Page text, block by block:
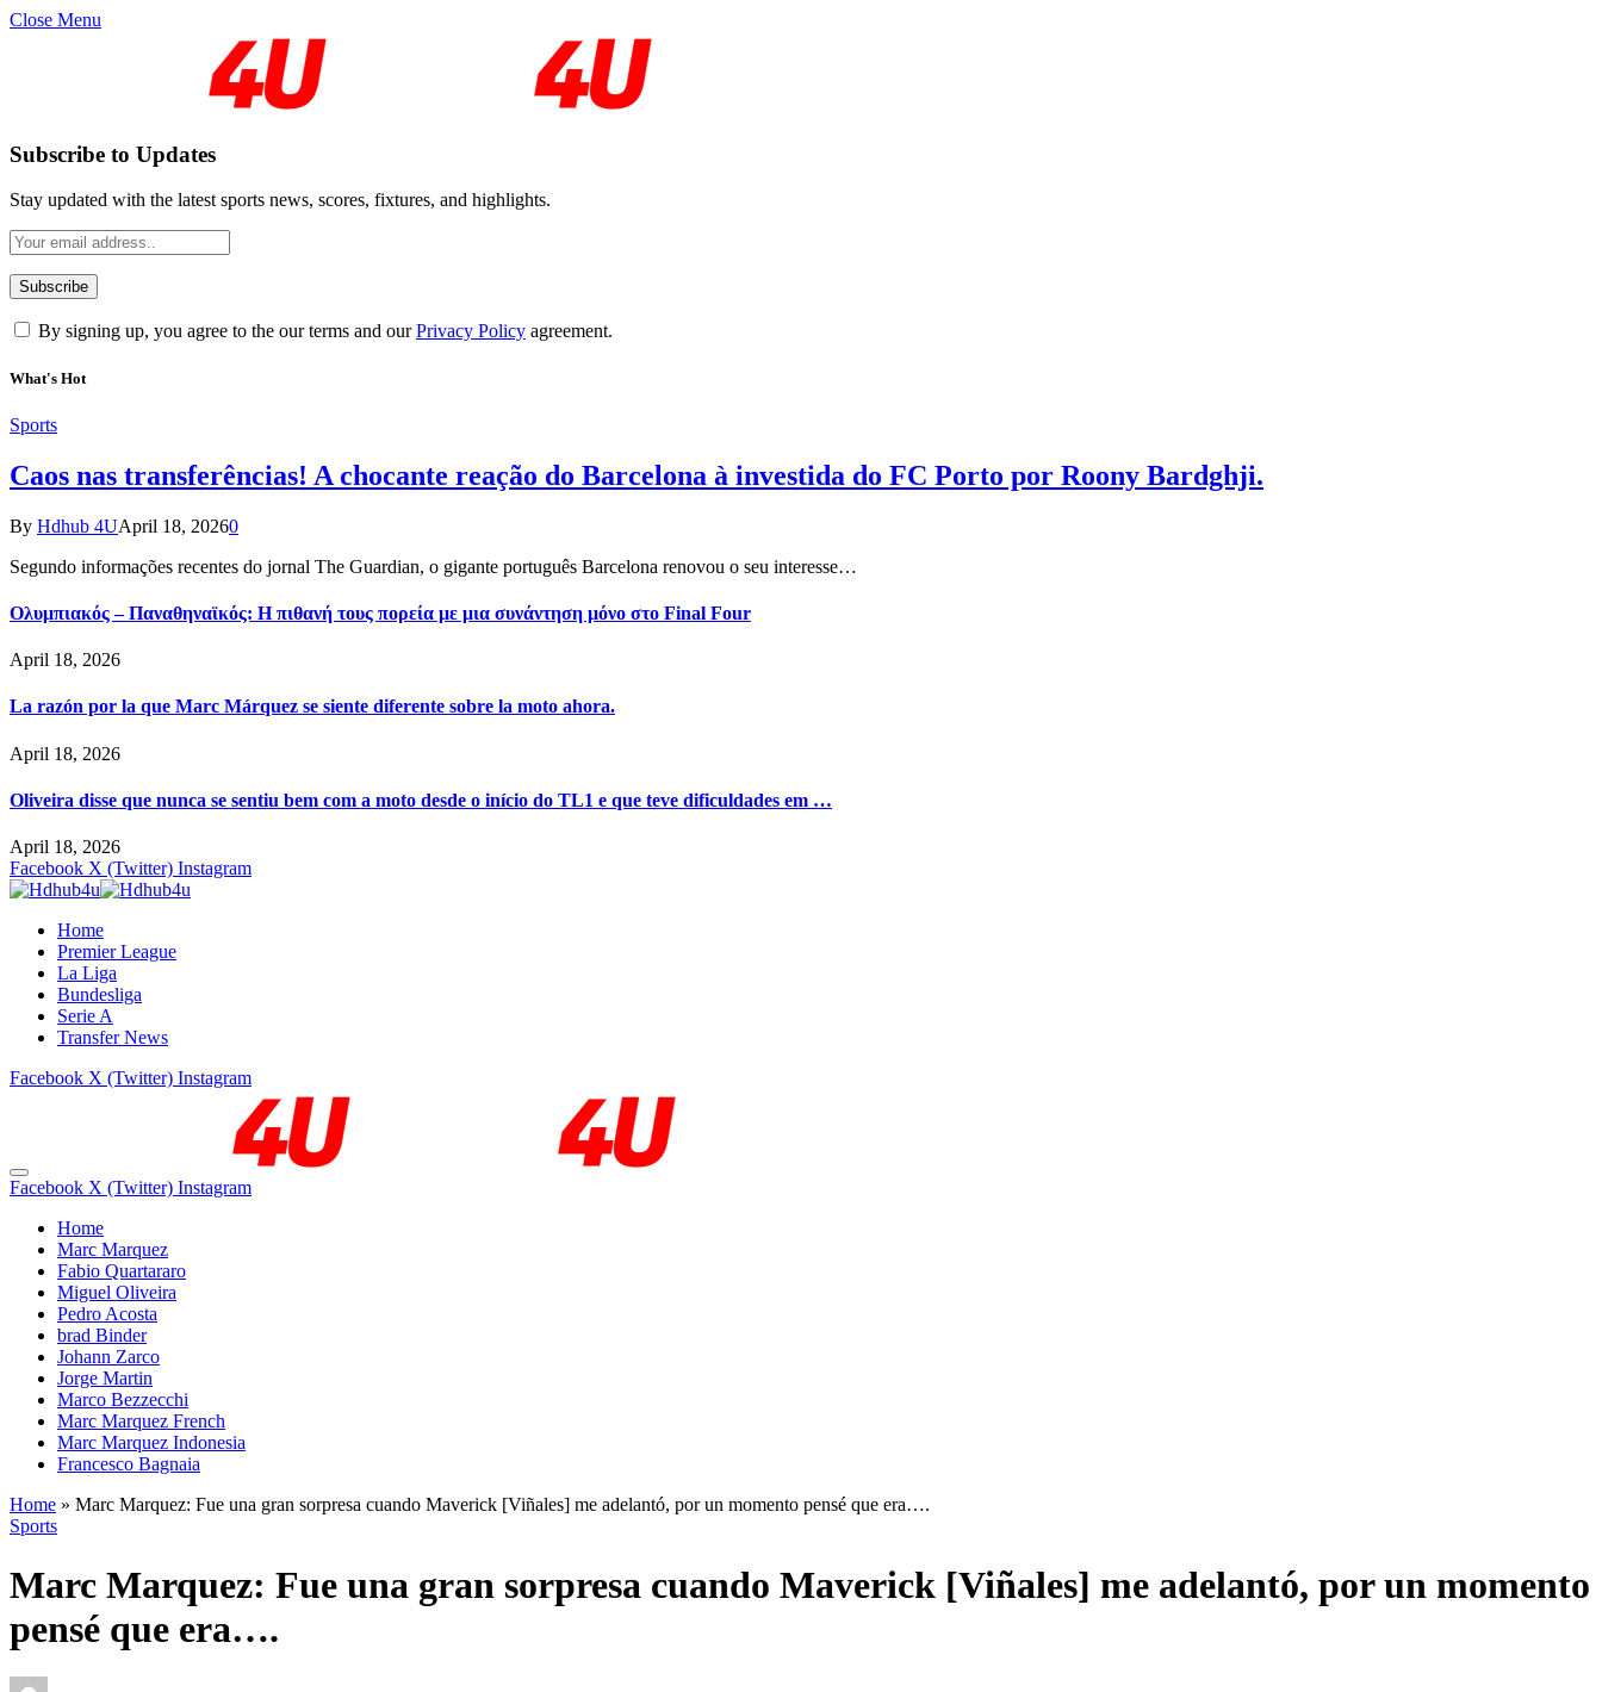
Close Menu
Subscribe to Updates
Stay updated with the latest sports news, scores, fixtures, and highlights.
By signing up, you agree to the our terms and ourPrivacy Policy agreement.
What's Hot
Sports
Caos nas transferências! A chocante reação do Barcelona à investida do FC Porto por Roony Bardghji.
By Hdhub 4UApril 18, 20260
Segundo informações recentes do jornal The Guardian, o gigante português Barcelona renovou o seu interesse…
Ολυμπιακός – Παναθηναϊκός: Η πιθανή τους πορεία με μια συνάντηση μόνο στο Final Four
April 18, 2026
La razón por la que Marc Márquez se siente diferente sobre la moto ahora.
April 18, 2026
Oliveira disse que nunca se sentiu bem com a moto desde o início do TL1 e que teve dificuldades em …
April 18, 2026
Facebook X (Twitter) Instagram
Home
Premier League
La Liga
Bundesliga
Serie A
Transfer News
Facebook X (Twitter) Instagram
Facebook X (Twitter) Instagram
Home
Marc Marquez
Fabio Quartararo
Miguel Oliveira
Pedro Acosta
brad Binder
Johann Zarco
Jorge Martin
Marco Bezzecchi
Marc Marquez French
Marc Marquez Indonesia
Francesco Bagnaia
Home » Marc Marquez: Fue una gran sorpresa cuando Maverick [Viñales] me adelantó, por un momento pensé que era….
Sports
Marc Marquez: Fue una gran sorpresa cuando Maverick [Viñales] me adelantó, por un momento
pensé que era….